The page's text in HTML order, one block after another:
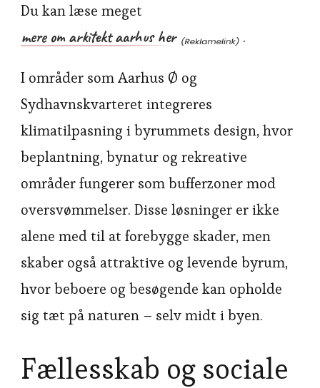
Du kan læse meget
mere om arkitekt aarhus her .
I områder som Aarhus Ø og
Sydhavnskvarteret integreres
klimatilpasning i byrummets design, hvor
beplantning, bynatur og rekreative
områder fungerer som bufferzoner mod
oversvømmelser. Disse løsninger er ikke
alene med til at forebygge skader, men
skaber også attraktive og levende byrum,
hvor beboere og besøgende kan opholde
sig tæt på naturen – selv midt i byen.
Fællesskab og sociale